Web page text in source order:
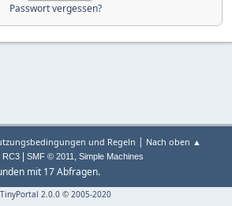
Passwort vergessen?
und Regeln | Nach oben ▲
RC3| SMF © 2011, Simple Machines
mit 17 Abfragen.
TinyPortal 2.0.0© 2005-2020